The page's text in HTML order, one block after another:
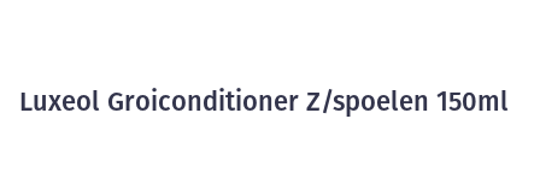
Luxeol Groiconditioner Z/spoelen 150ml